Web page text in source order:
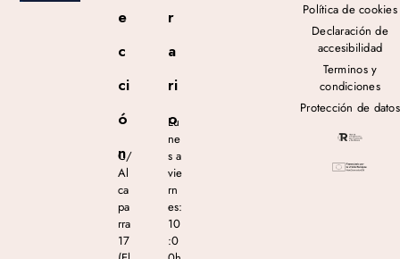
e
c
ci
ó
n
C/
Al
ca
pa
rra
17
r
a
ri
o
Lu
ne
s a
vie
rn
es:
10
:0
Política de cookies
Declaración de
accesibilidad
Terminos y
condiciones
Protección de datos